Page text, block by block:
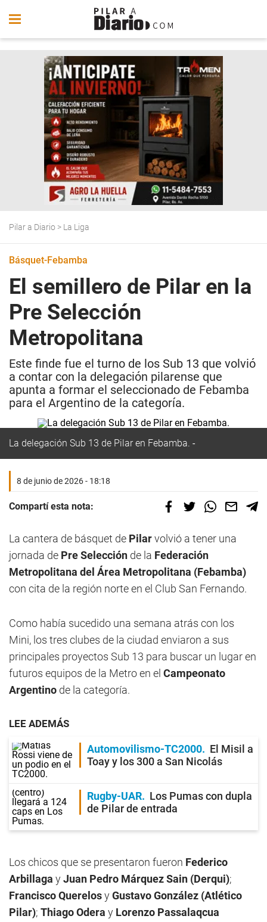
Pilar a Diario > La Liga
Básquet-Febamba
El semillero de Pilar en la
Pre Selección
Metropolitana
Este finde fue el turno de los Sub 13 que volvió
a contar con la delegación pilarense que
apunta a formar el seleccionado de Febamba
para el Argentino de la categoría.
La delegación Sub 13 de Pilar en Febamba.
8 de junio de 2026 - 18:18
Compartí esta nota:
La cantera de básquet de Pilarvolvió a tener una
jornada de Pre Selección de la Federación
Metropolitana del Área Metropolitana (Febamba)
con cita de la región norte en el Club San Fernando.
Como había sucedido una semana atrás con los
Mini, los tres clubes de la ciudad enviaron a sus
principales proyectos Sub 13 para buscar un lugar en
futuros equipos de la Metro en el Campeonato
Argentino de la categoría.
LEE ADEMÁS
Automovilismo-TC2000
El Misil a
Toay y los 300 a San Nicolás
Rugby-UAR
Los Pumas con dupla
de Pilar de entrada
Los chicos que se presentaron fueron Federico
Arbillaga yJuan Pedro Márquez Sain (Derqui);
Francisco QuerelosyGustavo González (Atlético
Pilar); Thiago Odera y Lorenzo Passalaqcua